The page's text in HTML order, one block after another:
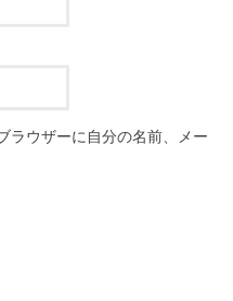
ラウザーに自分の名前、メー